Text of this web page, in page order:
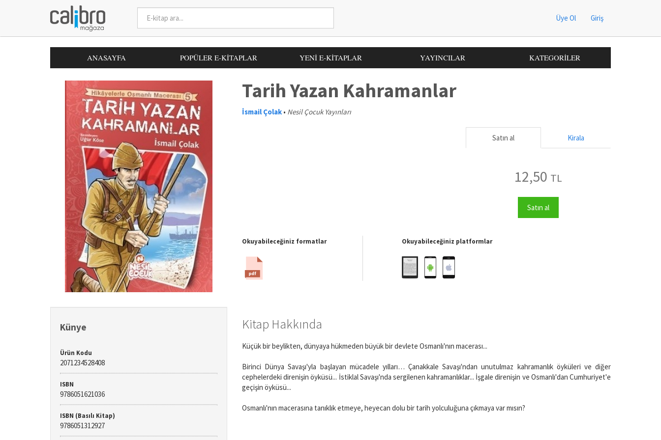
Üye Ol Giriş
ANASAYFA POPÜLER E-KİTAPLAR YENİ E-KİTAPLAR YAYINCILAR KATEGORİLER
Tarih Yazan Kahramanlar
İsmail Çolak • Nesil Çocuk Yayınları
Satın al Kirala
12,50 TL
Satın al
Okuyabileceğiniz formatlar Okuyabileceğiniz platformlar
Künye
Ürün Kodu
2071234528408
ISBN
9786051621036
ISBN (Basılı Kitap)
9786051312927
Kitap Hakkında
Küçük bir beylikten, dünyaya hükmeden büyük bir devlete Osmanlı'nın macerası...
Birinci Dünya Savaşı'yla başlayan mücadele yılları… Çanakkale Savaşı'ndan unutulmaz kahramanlık öyküleri ve diğer
cephelerdeki direnişin öyküsü... İstiklal Savaşı'nda sergilenen kahramanlıklar... İşgale direnişin ve Osmanlı'dan Cumhuriyet'e
geçişin öyküsü...
Osmanlı'nın macerasına tanıklık etmeye, heyecan dolu bir tarih yolculuğuna çıkmaya var mısın?